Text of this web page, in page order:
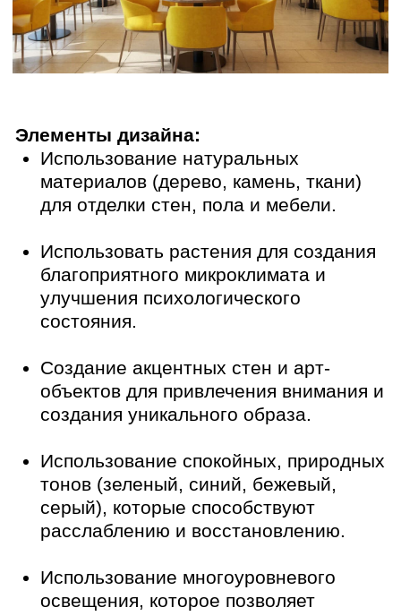
удовлетворенность гостей санаториев,
гостиниц и реабилитационных центров.
Комплексный подход, учитывающий
медицинские требования, эргономику,
психологическое воздействие дизайна,
эстетику и функциональность, позволяет
улучшению самочувствия, ускоряет
процесс выздоровления и создает
комфортную и гостеприимную
атмосферу. Инвестиции в качественный
дизайн – это инвестиции в будущее